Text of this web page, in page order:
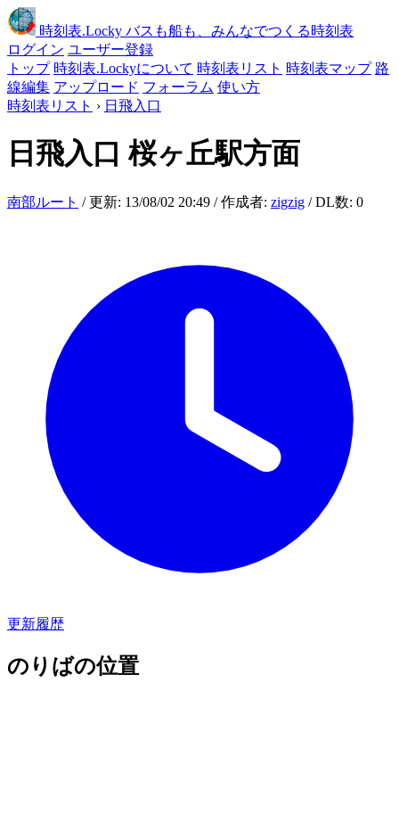
時刻表.Locky バスも船も、みんなでつくる時刻表
ログイン ユーザー登録
トップ 時刻表.Lockyについて 時刻表リスト 時刻表マップ 路
線編集 アップロード フォーラム 使い方
時刻表リスト › 日飛入口
日飛入口 桜ヶ丘駅方面
南部ルート / 更新: 13/08/02 20:49 / 作成者: zigzig / DL数: 0
更新履歴
のりばの位置